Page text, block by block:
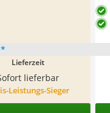
*
Lieferzeit
lieferbar
Leistungs-Sieger